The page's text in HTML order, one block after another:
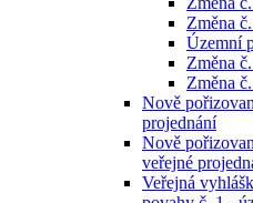
Změna
Územní
Změna
Změna
Nově
projednání
Nově
veřejné
Veřejná